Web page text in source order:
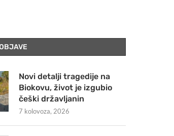
Novi detalji tragedije na
Biokovu, život je izgubio
češki državljanin
7 kolovoza, 2026